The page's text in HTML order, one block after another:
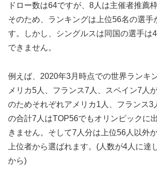
ドロー数は64ですが、8人は主催者推薦
そのため、ランキングは上位56名の選手
す。しかし、シングルスは同国の選手は
できません。
例えば、2020年3月時点での世界ランキ
メリカ5人、フランス7人、スペイン7人
のためそれぞれアメリカ1人、フランス3
の合計7人はTOP56でもオリンピックに
きません。そして7人分は上位56人以外
上位者から選ばれます。(人数が4人に達
から)